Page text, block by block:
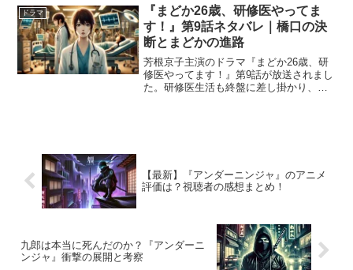
に奮闘する主人公・村上詩穂が、仕事と
両立する...
ドラマ
『まどか26歳、研修医やってま
す！』第9話ネタバレ｜橋口の決
断とまどかの進路
芳根京子主演のドラマ『まどか26歳、研
修医やってます！』第9話が放送されまし
た。研修医生活も終盤に差し掛かり、そ
【最新】『アンダーニンジャ』のアニメ
評価は？視聴者の感想まとめ！
九郎は本当に死んだのか？『アンダーニ
ンジャ』衝撃の展開と考察